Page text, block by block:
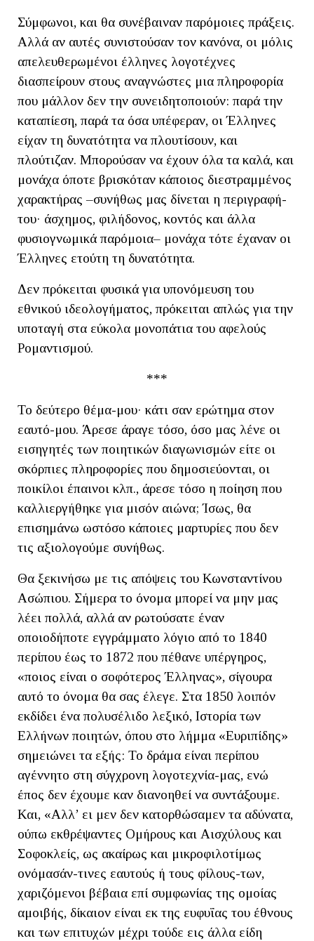
Σύμφωνοι, και θα συνέβαιναν παρόμοιες πράξεις.
Αλλά αν αυτές συνιστούσαν τον κανόνα, οι μόλις
απελευθερωμένοι έλληνες λογοτέχνες
διασπείρουν στους αναγνώστες μια πληροφορία
που μάλλον δεν την συνειδητοποιούν: παρά την
καταπίεση, παρά τα όσα υπέφεραν, οι Έλληνες
είχαν τη δυνατότητα να πλουτίσουν, και
πλούτιζαν. Μπορούσαν να έχουν όλα τα καλά, και
μονάχα όποτε βρισκόταν κάποιος διεστραμμένος
χαρακτήρας –συνήθως μας δίνεται η περιγραφή-
του· άσχημος, φιλήδονος, κοντός και άλλα
φυσιογνωμικά παρόμοια– μονάχα τότε έχαναν οι
Έλληνες ετούτη τη δυνατότητα.
Δεν πρόκειται φυσικά για υπονόμευση του
εθνικού ιδεολογήματος, πρόκειται απλώς για την
υποταγή στα εύκολα μονοπάτια του αφελούς
Ρομαντισμού.
***
Το δεύτερο θέμα-μου· κάτι σαν ερώτημα στον
εαυτό-μου. Άρεσε άραγε τόσο, όσο μας λένε οι
εισηγητές των ποιητικών διαγωνισμών είτε οι
σκόρπιες πληροφορίες που δημοσιεύονται, οι
ποικίλοι έπαινοι κλπ., άρεσε τόσο η ποίηση που
καλλιεργήθηκε για μισόν αιώνα; Ίσως, θα
επισημάνω ωστόσο κάποιες μαρτυρίες που δεν
τις αξιολογούμε συνήθως.
Θα ξεκινήσω με τις απόψεις του Κωνσταντίνου
Ασώπιου. Σήμερα το όνομα μπορεί να μην μας
λέει πολλά, αλλά αν ρωτούσατε έναν
οποιοδήποτε εγγράμματο λόγιο από το 1840
περίπου έως το 1872 που πέθανε υπέργηρος,
«ποιος είναι ο σοφότερος Έλληνας», σίγουρα
αυτό το όνομα θα σας έλεγε. Στα 1850 λοιπόν
εκδίδει ένα πολυσέλιδο λεξικό, Ιστορία των
Ελλήνων ποιητών, όπου στο λήμμα «Ευριπίδης»
σημειώνει τα εξής: Το δράμα είναι περίπου
αγέννητο στη σύγχρονη λογοτεχνία-μας, ενώ
έπος δεν έχουμε καν διανοηθεί να συντάξουμε.
Και, «Αλλ’ ει μεν δεν κατορθώσαμεν τα αδύνατα,
ούπω εκθρέψαντες Ομήρους και Αισχύλους και
Σοφοκλείς, ως ακαίρως και μικροφιλοτίμως
ονόμασάν-τινες εαυτούς ή τους φίλους-των,
χαριζόμενοι βέβαια επί συμφωνίας της ομοίας
αμοιβής, δίκαιον είναι εκ της ευφυΐας του έθνους
και των επιτυχών μέχρι τούδε εις άλλα είδη